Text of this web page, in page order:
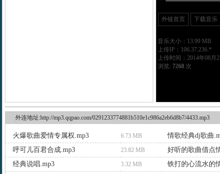
外链首页 下载音乐
音乐大小：13.99 MB
上传IP：106.37.236.*
上传时间：2014年08月
浏览: 7268次
外连地址:http://mp3.qqpao.com/0291233774881b510e1c986a2eb6d8b7/4433.mp3
火爆歌曲爱情专属权.mp3 6.73 MB
情歌经典dj歌曲
呼可儿百君合成.mp3
23.82 MB
好听的歌曲借点
经典说唱.mp3
3.32 MB
铁打的心流水的